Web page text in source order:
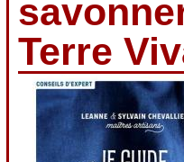
Terre